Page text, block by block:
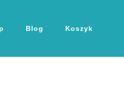
Blog Koszyk